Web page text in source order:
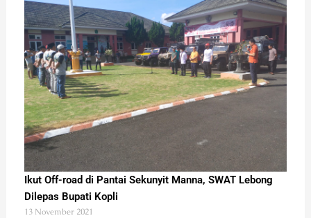
Ikut Off-road di Pantai Sekunyit Manna, SWAT Lebong
Dilepas Bupati Kopli
13 November 2021